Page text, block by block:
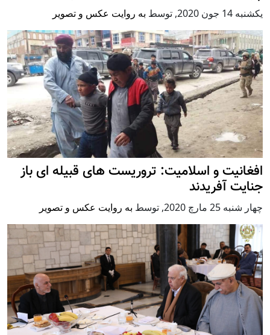
يكشنبه 14 جون 2020 , توسط به روایت عکس و تصویر
افغانیت و اسلامیت: تروریست های قبیله ای باز
جنایت آفریدند
چهار شنبه 25 مارچ 2020 , توسط به روایت عکس و تصویر